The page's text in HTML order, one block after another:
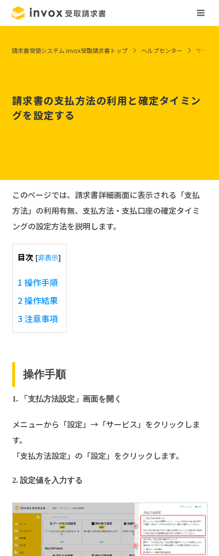
請求書の支払方法の利用と確定タイミン
グを設定する
請求書受領システム invox受取請求書トップ ヘルプセンター サービ
このページでは、請求書詳細画面に表示される「支払
方法」の利用有無、支払方法・支払口座の確定タイミ
ングの設定方法を説明します。
目次 [非表示]
1 操作手順
2 操作結果
3 注意事項
操作手順
1. 「支払方法設定」画面を開く
メニューから「設定」→「サービス」をクリックしま
す。
「支払方法設定」の「設定」をクリックします。
2. 設定値を入力する